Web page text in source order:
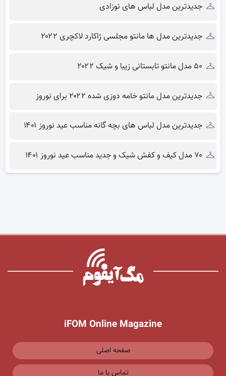
جدیدترین مدل لباس های نوزادی
جدیدترین مدل ها مانتو مجلسی ژاکارد لاکچری ۲۰۲۲
۵۰ مدل مانتو تابستانی زیبا و شیک ۲۰۲۲
جدیدترین مدل مانتو خامه دوزی شده ۲۰۲۲ برای نوروز
جدیدترین مدل لباس های بچه گانه مناسب عید نوروز ۱۴۰۱
۷۰ مدل کیف و کفش شیک و جدید مناسب عید نوروز ۱۴۰۱
iFOM Online Magazine
صفحه اصلی
تماس با ما